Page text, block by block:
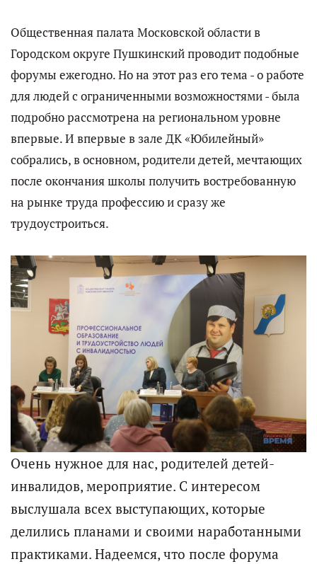
Общественная палата Московской области в
Городском округе Пушкинский проводит подобные
форумы ежегодно. Но на этот раз его тема - о работе
для людей с ограниченными возможностями - была
подробно рассмотрена на региональном уровне
впервые. И впервые в зале ДК «Юбилейный»
собрались, в основном, родители детей, мечтающих
после окончания школы получить востребованную
на рынке труда профессию и сразу же
трудоустроиться.
Очень нужное для нас, родителей детей-
инвалидов, мероприятие. С интересом
выслушала всех выступающих, которые
делились планами и своими наработанными
практиками. Надеемся, что после форума